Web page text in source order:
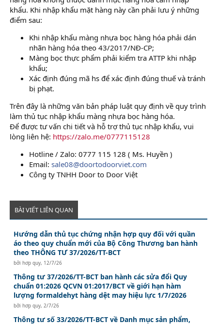
khẩu. Khi nhập khẩu mặt hàng này cần phải lưu ý những
điểm sau:
Khi nhập khẩu màng nhựa bọc hàng hóa phải dán
nhãn hàng hóa theo 43/2017/NĐ-CP;
Màng bọc thực phẩm phải kiểm tra ATTP khi nhập
khẩu;
Xác định đúng mã hs để xác định đúng thuế và tránh
bị phạt.
Trên đây là những văn bản pháp luật quy định về quy trình
làm thủ tục nhập khẩu màng nhựa bọc hàng hóa.
Để được tư vấn chi tiết và hỗ trợ thủ tục nhập khẩu, vui
lòng liên hệ: https://zalo.me/0777115128
Hotline / Zalo: 0777 115 128 ( Ms. Huyền )
Email: sale08@doortodoorviet.com
Công ty TNHH Door to Door Việt
BÀI VIẾT LIÊN QUAN
Hướng dẫn thủ tục chứng nhận hợp quy đối với quần
áo theo quy chuẩn mới của Bộ Công Thương ban hành
theo THÔNG TƯ 37/2026/TT-BCT
bởihơp quy, 12/7/26
Thông tư 37/2026/TT-BCT ban hành các sửa đổi Quy
chuẩn 01:2026 QCVN 01:2017/BCT về giới hạn hàm
lượng formaldehyt hàng dệt may hiệu lực 1/7/2026
bởihơp quy, 2/7/26
Thông tư số 33/2026/TT-BCT về Danh mục sản phẩm,